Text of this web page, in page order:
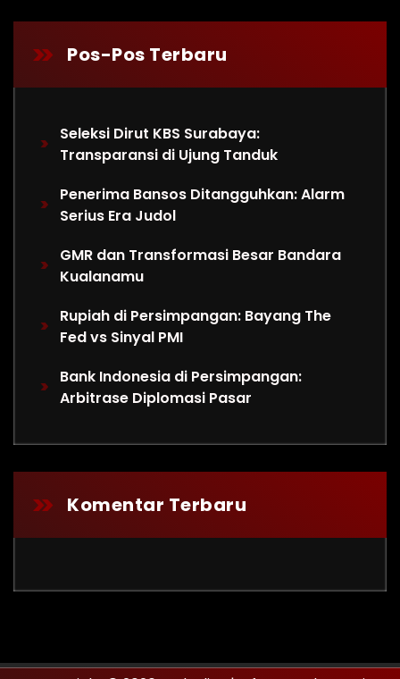
Pos-Pos Terbaru
Seleksi Dirut KBS Surabaya:
Transparansi di Ujung Tanduk
Penerima Bansos Ditangguhkan: Alarm
Serius Era Judol
GMR dan Transformasi Besar Bandara
Kualanamu
Rupiah di Persimpangan: Bayang The
Fed vs Sinyal PMI
Bank Indonesia di Persimpangan:
Arbitrase Diplomasi Pasar
Komentar Terbaru